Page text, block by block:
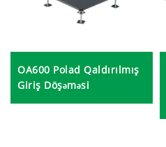
OA600 Polad Qaldırılmış
Giriş Döşəməsi